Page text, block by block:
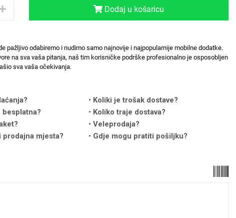
Dodaj u košaricu
pažljivo odabiremo i nudimo samo najnovije i najpopularnije mobilne dodatke.
na sva vaša pitanja, naš tim korisničke podrške profesionalno je osposobljen
sva vaša očekivanja.
Koliki je trošak dostave?
besplatna?
Koliko traje dostava?
Veleprodaja?
prodajna mjesta?
Gdje mogu pratiti pošiljku?